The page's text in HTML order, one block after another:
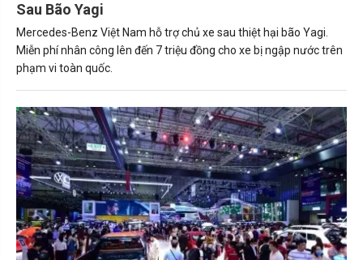
Sau Bão Yagi
Mercedes-Benz Việt Nam hỗ trợ chủ xe sau thiệt hại bão Yagi.
Miễn phí nhân công lên đến 7 triệu đồng cho xe bị ngập nước trên
phạm vi toàn quốc.